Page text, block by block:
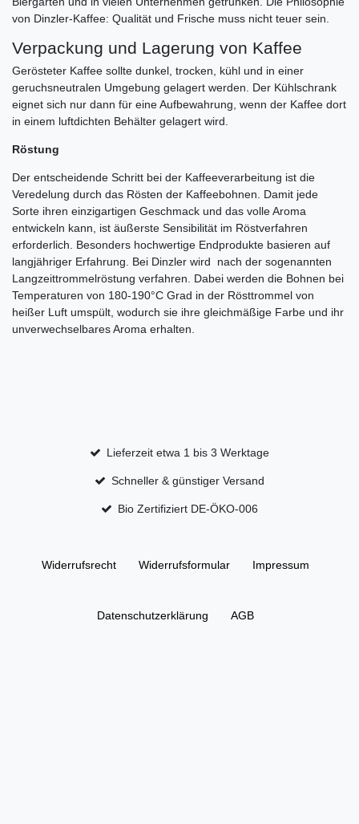
von Dinzler-Kaffee: Qualität und Frische muss nicht teuer sein.
Verpackung und Lagerung von Kaffee
Gerösteter Kaffee sollte dunkel, trocken, kühl und in einer
geruchsneutralen Umgebung gelagert werden. Der Kühlschrank
eignet sich nur dann für eine Aufbewahrung, wenn der Kaffee dort
in einem luftdichten Behälter gelagert wird.
Röstung
Der entscheidende Schritt bei der Kaffeeverarbeitung ist die
Veredelung durch das Rösten der Kaffeebohnen. Damit jede
Sorte ihren einzigartigen Geschmack und das volle Aroma
entwickeln kann, ist äußerste Sensibilität im Röstverfahren
erforderlich. Besonders hochwertige Endprodukte basieren auf
langjähriger Erfahrung. Bei Dinzler wird nach der sogenannten
Langzeittrommelröstung verfahren. Dabei werden die Bohnen bei
Temperaturen von 180-190°C Grad in der Rösttrommel von
heißer Luft umspült, wodurch sie ihre gleichmäßige Farbe und ihr
unverwechselbares Aroma erhalten.
Lieferzeit etwa 1 bis 3 Werktage
Schneller & günstiger Versand
Bio Zertifiziert DE-ÖKO-006
Widerrufs­recht Widerrufs­formular Impressum
Daten­schutz­erklärung AGB